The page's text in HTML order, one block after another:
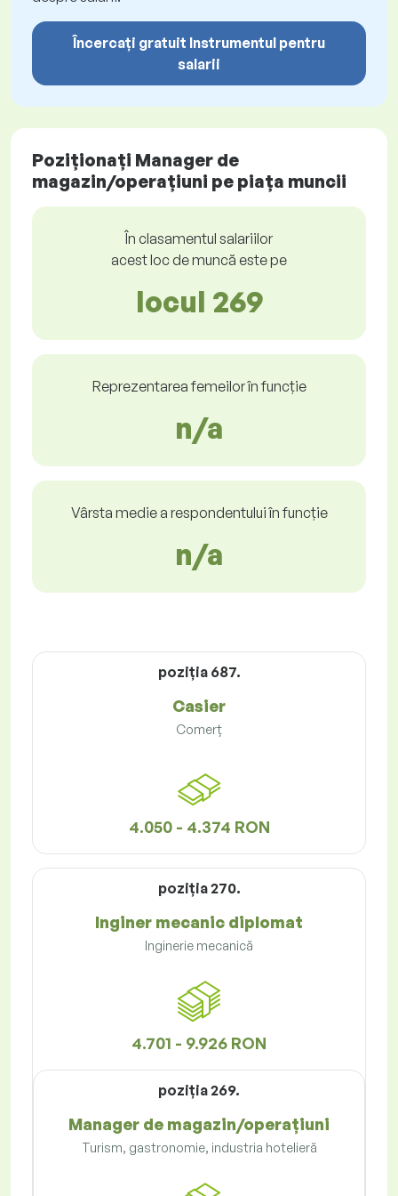
Încercați gratuit Instrumentul pentru
salarii
Poziționați Manager de
magazin/operațiuni pe piața muncii
În clasamentul salariilor
acest loc de muncă este pe
locul 269
Reprezentarea femeilor în funcție
n/a
Vârsta medie a respondentului în funcție
n/a
poziţia 687.
Casier
Comerț
4.050 - 4.374 RON
poziţia 270.
Inginer mecanic diplomat
Inginerie mecanică
4.701 - 9.926 RON
poziţia 269.
Manager de magazin/operațiuni
Turism, gastronomie, industria hotelieră